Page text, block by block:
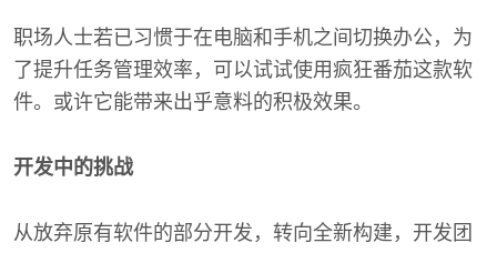
职场人士若已习惯于在电脑和手机之间切换办公，为
了提升任务管理效率，可以试试使用疯狂番茄这款软
件。或许它能带来出乎意料的积极效果。
开发中的挑战
从放弃原有软件的部分开发，转向全新构建，开发团